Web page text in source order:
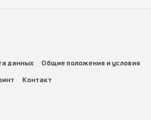
данных
Общие положения и условия
Контакт